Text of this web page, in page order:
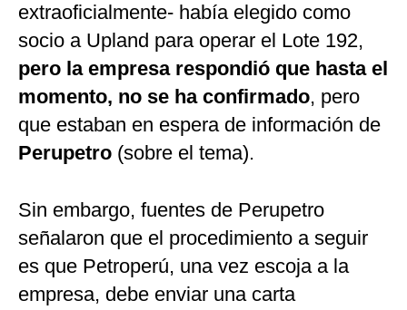
extraoficialmente- había elegido como
socio a Upland para operar el Lote 192,
pero la empresa respondió que hasta el
momento, no se ha confirmado, pero
que estaban en espera de información de
Perupetro (sobre el tema).
Sin embargo, fuentes de Perupetro
señalaron que el procedimiento a seguir
es que Petroperú, una vez escoja a la
empresa, debe enviar una carta